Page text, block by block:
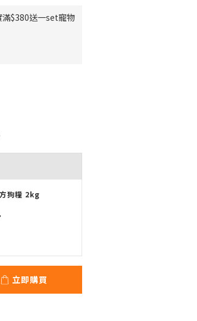
$380送一set寵物
狗糧 2kg
立即購買